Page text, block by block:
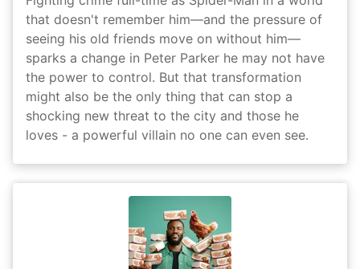
that doesn't remember him—and the pressure of
seeing his old friends move on without him—
sparks a change in Peter Parker he may not have
the power to control. But that transformation
might also be the only thing that can stop a
shocking new threat to the city and those he
loves - a powerful villain no one can even see.